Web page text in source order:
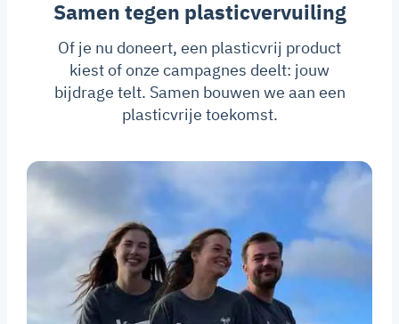
Samen tegen plasticvervuiling
Of je nu doneert, een plasticvrij product
kiest of onze campagnes deelt: jouw
bijdrage telt. Samen bouwen we aan een
plasticvrije toekomst.